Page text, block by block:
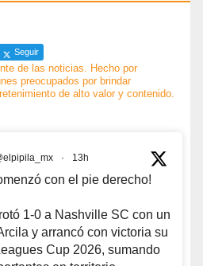
Seguir
de las noticias. Hecho por
preocupados por brindar
de alto valor y contenido.
· 13h
con el pie derecho!
1-0 a Nashville SC con un
y arrancó con victoria su
Cup 2026, sumando